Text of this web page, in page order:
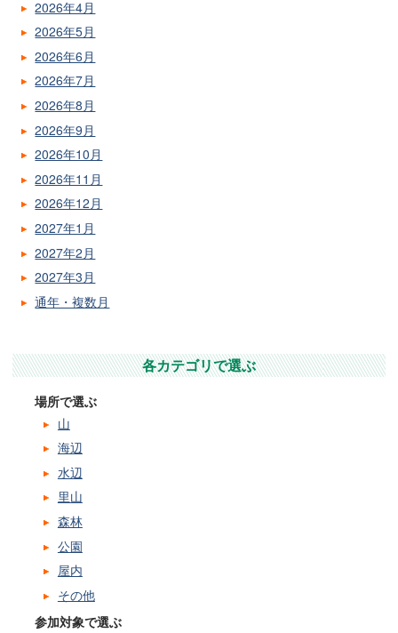
2026年4月
2026年5月
2026年6月
2026年7月
2026年8月
2026年9月
2026年10月
2026年11月
2026年12月
2027年1月
2027年2月
2027年3月
通年・複数月
各カテゴリで選ぶ
場所で選ぶ
山
海辺
水辺
里山
森林
公園
屋内
その他
参加対象で選ぶ